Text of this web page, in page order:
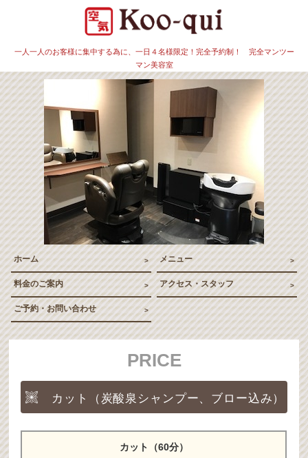
一人一人のお客様に集中する為に、一日４名様限定！完全予約制！ 完全マンツー
マン美容室
ホーム メニュー
料金のご案内 アクセス・スタッフ
ご予約・お問い合わせ
PRICE
カット（炭酸泉シャンプー、ブロー込み）
カット（60分）